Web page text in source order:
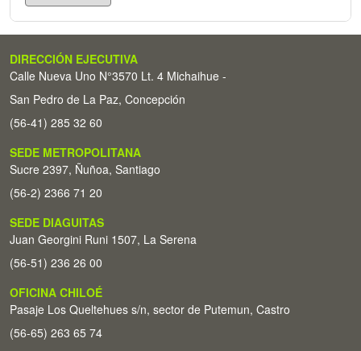
DIRECCIÓN EJECUTIVA
Calle Nueva Uno N°3570 Lt. 4 Michaihue -
San Pedro de La Paz, Concepción
(56-41) 285 32 60
SEDE METROPOLITANA
Sucre 2397, Ñuñoa, Santiago
(56-2) 2366 71 20
SEDE DIAGUITAS
Juan Georgini Runi 1507, La Serena
(56-51) 236 26 00
OFICINA CHILOÉ
Pasaje Los Queltehues s/n, sector de Putemun, Castro
(56-65) 263 65 74